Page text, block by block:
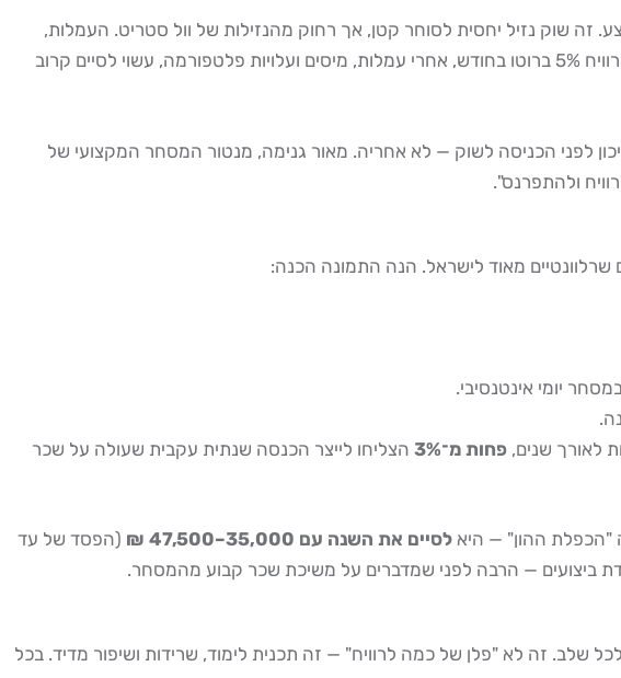
ממד נוסף: היקף המחזור היומי בת"א־35 עומד על כ־1.5–2.5 מיליארד ₪ בממוצע. זה שוק נזיל יחסית לסוחר קטן, אך רחוק מהנזילות של וול סטריט. העמלות,
מרווחי ה־Bid/Ask, ומס רווח ההון של 25% — כל אלה "אוכלים" מהרווח גם בהנחה שאתם מייצרים אותו. סוחר יום שמרוויח 5% ברוטו בחודש, אחרי עמלות, מיסים ועלויות פלטפורמה, עשוי לסיים קרוב
לפני הכניסה לשוק — לא אחריה. מאור גנימה, מנטור המסחר המקצועי של
שרלוונטיים מאוד לישראל. הנה התמונה הכנה:
לאורך שנים, פחות מ־3%
הצליחו לייצר הכנסה שנתית עקבית שעולה על שכר
לסיים את השנה עם 35,000–47,500 ₪
(הפסד של עד
שלב. זה לא "פלן של כמה לרוויח" — זה תכנית לימוד, שרידות ושיפור מדיד. בכל